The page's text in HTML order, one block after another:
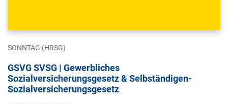
SONNTAG (HRSG)
GSVG SVSG | Gewerbliches
Sozialversicherungsgesetz & Selbständigen-
Sozialversicherungsgesetz